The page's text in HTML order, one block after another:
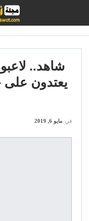
شاهد..
يعتدون على
في مايو 6, 2019